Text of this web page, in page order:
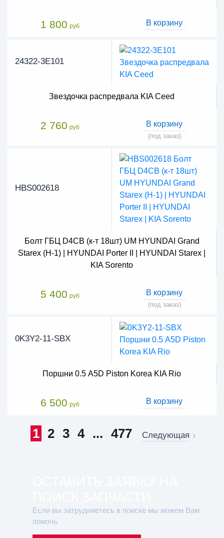
1 800 руб В корзину
24322-3E101
Звездочка распредвала KIA Ceed
2 760 руб В корзину
(под заказ)
HBS002618
Болт ГБЦ D4CB (к-т 18шт) UM HYUNDAI Grand
Starex (H-1) | HYUNDAI Porter II | HYUNDAI Starex |
KIA Sorento
5 400 руб В корзину
(под заказ)
0K3Y2-11-SBX
Поршни 0.5 A5D Piston Korea KIA Rio
6 500 руб В корзину
1 2 3 4 ... 477 Следующая
Если вы затрудняетесь в поиске мы можем Вам
помочь